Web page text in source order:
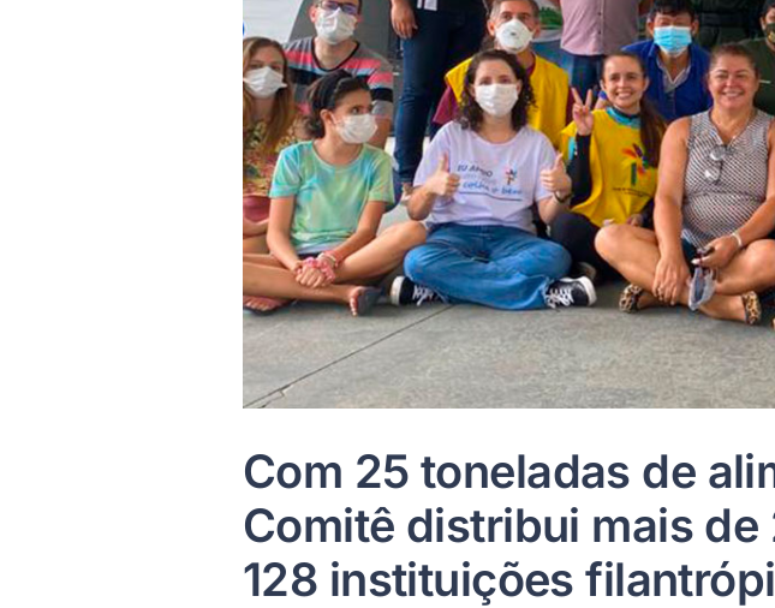
Com 25 toneladas de
Comitê distribui mais
128 instituições